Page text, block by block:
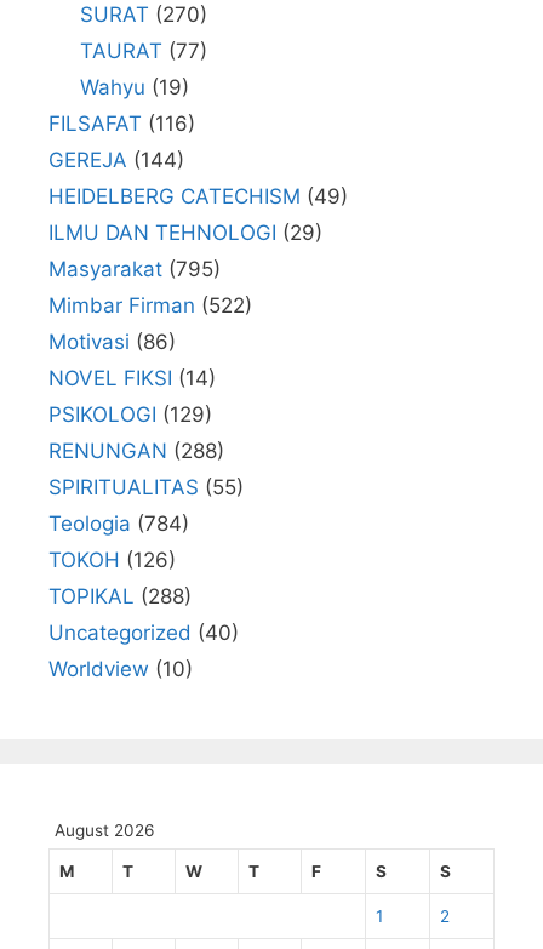
SURAT (270)
TAURAT (77)
Wahyu (19)
FILSAFAT (116)
GEREJA (144)
HEIDELBERG CATECHISM (49)
ILMU DAN TEHNOLOGI (29)
Masyarakat (795)
Mimbar Firman (522)
Motivasi (86)
NOVEL FIKSI (14)
PSIKOLOGI (129)
RENUNGAN (288)
SPIRITUALITAS (55)
Teologia (784)
TOKOH (126)
TOPIKAL (288)
Uncategorized (40)
Worldview (10)
August 2026
M T W T F S S
1 2